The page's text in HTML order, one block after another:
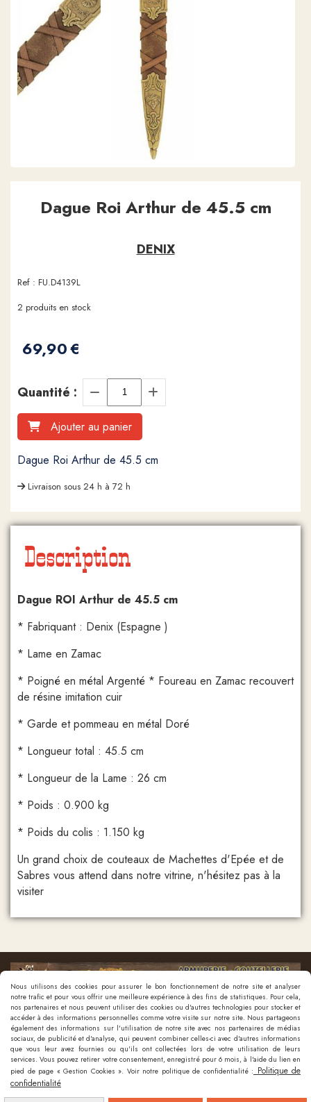
Dague Roi Arthur de 45.5 cm
DENIX
Ref : FU.D4139L
69,90€
2 produits en stock
Quantité :
Ajouter au panier
Dague Roi Arthur de 45.5 cm
Livraison sous 24 h à 72 h
Description
Dague ROI Arthur de 45.5 cm
* Fabriquant : Denix (Espagne )
* Lame en Zamac
* Poigné en métal Argenté * Foureau en Zamac recouvert
de résine imitation cuir
* Garde et pommeau en métal Doré
* Longueur total : 45.5 cm
* Longueur de la Lame : 26 cm
* Poids : 0.900 kg
* Poids du colis : 1.150 kg
Un grand choix de couteaux de Machettes d'Epée et de
Sabres vous attend dans notre vitrine, n'hésitez pas à la
visiter
Nous contacter
Mentions Légales Politique de confidentialité Gestion cookies Mon
Nous utilisons des cookies pour assurer le bon fonctionnement de notre site et analyser
notre trafic et pour vous offrir une meilleure expérience à des fins de statistiques. Pour cela,
nos partenaires et nous peuvent utiliser des cookies ou d'autres technologies pour stocker et
accéder à des informations personnelles comme votre visite sur notre site. Nous partageons
également des informations sur l'utilisation de notre site avec nos partenaires de médias
sociaux, de publicité et d'analyse, qui peuvent combiner celles-ci avec d'autres informations
que vous leur avez fournies ou qu'ils ont collectées lors de votre utilisation de leurs
services. Vous pouvez retirer votre consentement, enregistré pour 6 mois, à l'aide du lien en
pied de page « Gestion Cookies ». Voir notre politique de confidentialité : Politique de
confidentialité